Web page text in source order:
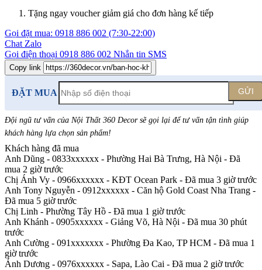
Tặng ngay voucher giảm giá cho đơn hàng kế tiếp
Gọi đặt mua: 0918 886 002 (7:30-22:00)
Chat Zalo
Gọi điện thoại 0918 886 002 Nhắn tin SMS
Copy link
ĐẶT MUA GỬI
Đội ngũ tư vấn của Nội Thất 360 Decor sẽ gọi lại để tư vấn tận tình giúp
khách hàng lựa chọn sản phẩm!
Khách hàng đã mua
Anh Dũng - 0833xxxxxx - Phường Hai Bà Trưng, Hà Nội - Đã
mua 2 giờ trước
Chị Ánh Vy - 0966xxxxxx - KĐT Ocean Park - Đã mua 3 giờ trước
Anh Tony Nguyễn - 0912xxxxxx - Căn hộ Gold Coast Nha Trang -
Đã mua 5 giờ trước
Chị Linh - Phường Tây Hồ - Đã mua 1 giờ trước
Anh Khánh - 0905xxxxxx - Giảng Võ, Hà Nội - Đã mua 30 phút
trước
Anh Cường - 091xxxxxxx - Phường Đa Kao, TP HCM - Đã mua 1
giờ trước
Ánh Dương - 0976xxxxxx - Sapa, Lào Cai - Đã mua 2 giờ trước